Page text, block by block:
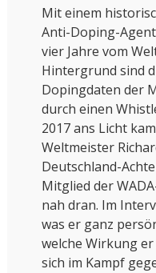
Mit einem
Anti-Doping-
vier Jahre vom
Hintergrund sind
Dopingdaten der
durch einen
2017 ans Licht
Weltmeister
Deutschland-
Mitglied der
nah dran. Im
was er ganz
welche Wirkung
sich im Kampf